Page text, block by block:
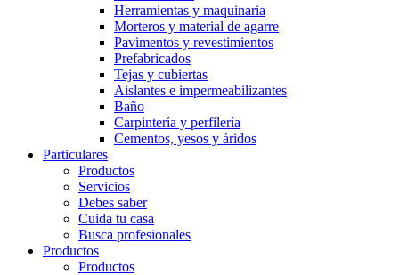
Herramientas y maquinaria
Morteros y material de agarre
Pavimentos y revestimientos
Prefabricados
Tejas y cubiertas
Aislantes e impermeabilizantes
Baño
Carpintería y perfilería
Cementos, yesos y áridos
Particulares
Productos
Servicios
Debes saber
Cuida tu casa
Busca profesionales
Productos
Productos